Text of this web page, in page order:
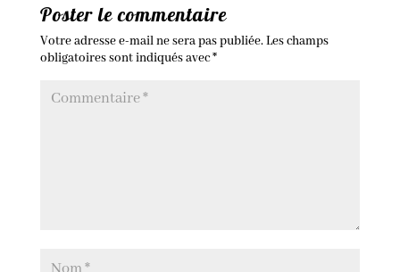
Poster le commentaire
Votre adresse e-mail ne sera pas publiée.Les champs
obligatoires sont indiqués avec*